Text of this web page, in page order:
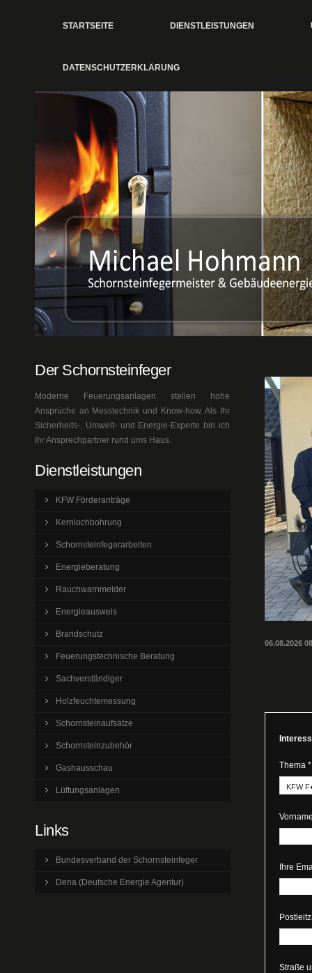
STARTSEITE DIENSTLEISTUNGEN
DATENSCHUTZERKLÄRUNG
06.08.2026
Thema *
Ihre
Straße
Der Schornsteinfeger
Moderne Feuerungsanlagen stellen hohe
Ansprüche an Messtechnik und Know-how. Als Ihr
Sicherheits-, Umwelt- und Energie-Experte bin ich
Ihr Ansprechpartner rund ums Haus.
Dienstleistungen
KFW Förderanträge
Kernlochbohrung
Schornsteinfegerarbeiten
Energieberatung
Rauchwarnmelder
Energieausweis
Brandschutz
Feuerungstechnische Beratung
Sachverständiger
Holzfeuchtemessung
Schornsteinaufsätze
Schornsteinzubehör
Gashausschau
Lüftungsanlagen
Links
Bundesverband der Schornsteinfeger
Dena (Deutsche Energie Agentur)